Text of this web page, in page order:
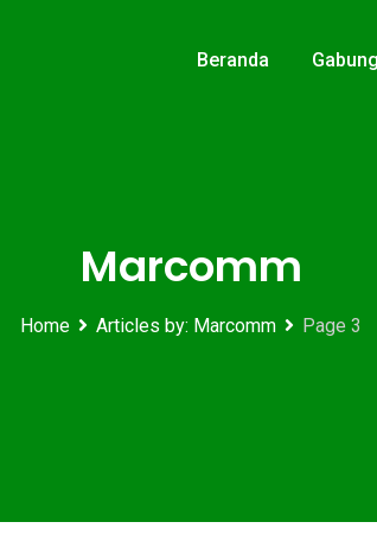
Beranda
Marcomm
Home Articles by: Marcomm Page 3